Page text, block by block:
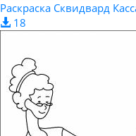
Раскраска Сквидвард
18